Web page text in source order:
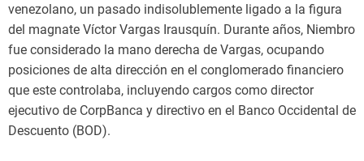
venezolano, un pasado indisolublemente ligado a la figura
del magnate Víctor Vargas Irausquín. Durante años, Niembro
fue considerado la mano derecha de Vargas, ocupando
posiciones de alta dirección en el conglomerado financiero
que este controlaba, incluyendo cargos como director
ejecutivo de CorpBanca y directivo en el Banco Occidental de
Descuento (BOD).